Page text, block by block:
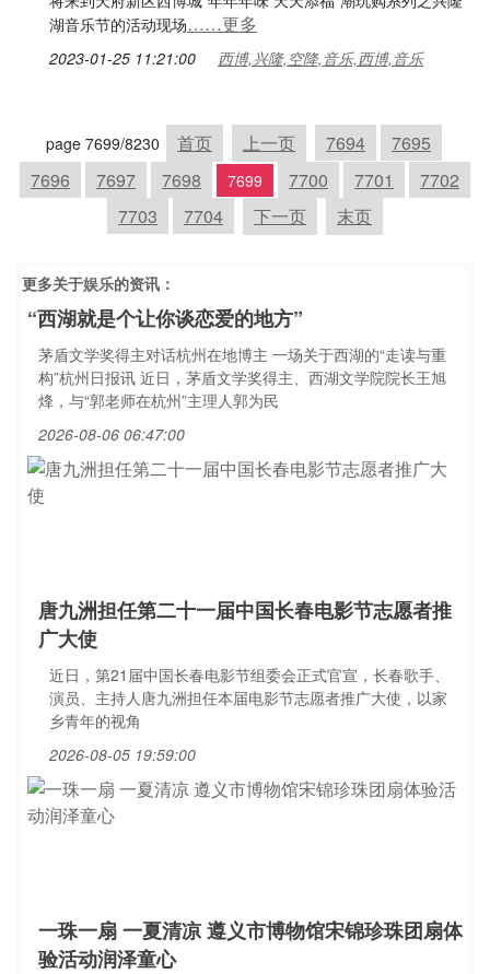
湖音乐节的活动现场……更多
2023-01-25 11:21:00 西博,兴隆,空降,音乐,西博,音乐
page 7699/8230 首页 上一页 7694
7695
7696
7697 7698 7699 7700 7701
7702
7703
7704 下一页 末页
更多关于娱乐的资讯：
“西湖就是个让你谈恋爱的地方”
茅盾文学奖得主对话杭州在地博主 一场关于西湖的“走读与重
构”杭州日报讯 近日，茅盾文学奖得主、西湖文学院院长王旭
烽，与“郭老师在杭州”主理人郭为民
2026-08-06 06:47:00
唐九洲担任第二十一届中国长春电影节志愿者推
广大使
近日，第21届中国长春电影节组委会正式官宣，长春歌手、
演员、主持人唐九洲担任本届电影节志愿者推广大使，以家
乡青年的视角
2026-08-05 19:59:00
一珠一扇 一夏清凉 遵义市博物馆宋锦珍珠团扇体
验活动润泽童心